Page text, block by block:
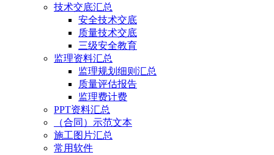
技术交底汇总
安全技术交底
质量技术交底
三级安全教育
监理资料汇总
监理规划细则汇总
质量评估报告
监理费计费
PPT资料汇总
（合同）示范文本
施工图片汇总
常用软件